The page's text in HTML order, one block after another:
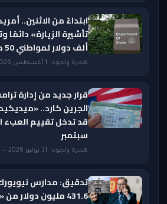
ابتداءً من الاثنين..
ألف دولار لمواطني 50 دولة
هجرة ولجوء · 1 أغسطس 2026 — 9:23 AM
قرار جديد من إدارة
الجرين كارد..
سبتمبر
هجرة ولجوء · 31 يوليو 2026 — 8:19 AM
تدقيق: مدارس
431.6 مليون دولار من «ميديكيد